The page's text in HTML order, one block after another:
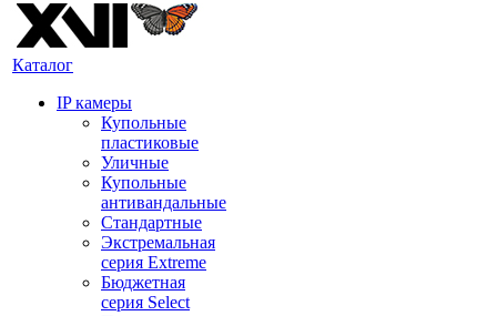
Каталог
IP камеры
Купольные
пластиковые
Уличные
Купольные
антивандальные
Стандартные
Экстремальная
серия Extreme
Бюджетная
серия Select